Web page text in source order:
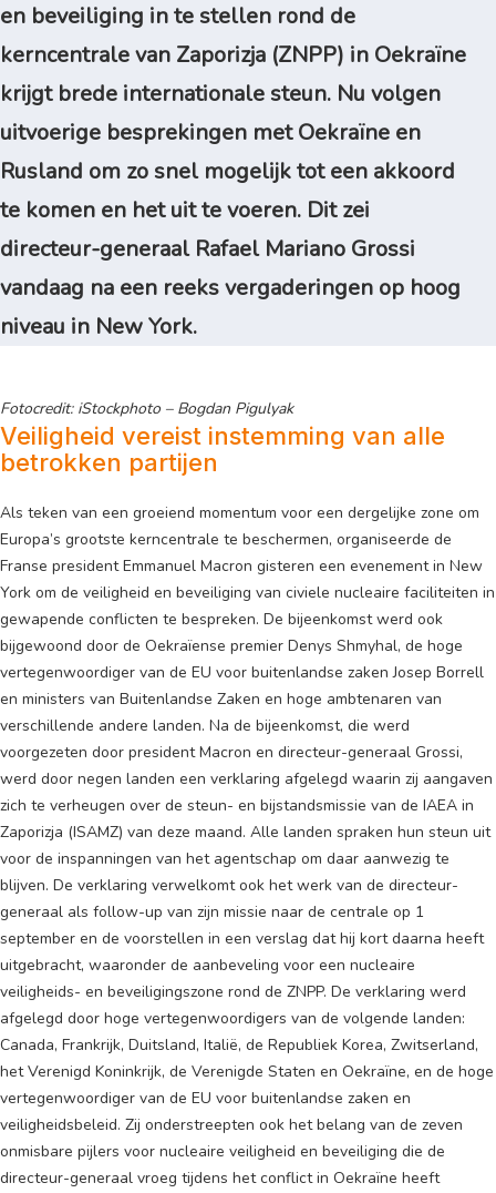
en beveiliging in te stellen rond de
kerncentrale van Zaporizja (ZNPP) in Oekraïne
krijgt brede internationale steun. Nu volgen
uitvoerige besprekingen met Oekraïne en
Rusland om zo snel mogelijk tot een akkoord
te komen en het uit te voeren. Dit zei
directeur-generaal Rafael Mariano Grossi
vandaag na een reeks vergaderingen op hoog
niveau in New York.
Fotocredit: iStockphoto – Bogdan Pigulyak
Veiligheid vereist instemming van alle
betrokken partijen
Als teken van een groeiend momentum voor een dergelijke zone om
Europa’s grootste kerncentrale te beschermen, organiseerde de
Franse president Emmanuel Macron gisteren een evenement in New
York om de veiligheid en beveiliging van civiele nucleaire faciliteiten in
gewapende conflicten te bespreken. De bijeenkomst werd ook
bijgewoond door de Oekraïense premier Denys Shmyhal, de hoge
vertegenwoordiger van de EU voor buitenlandse zaken Josep Borrell
en ministers van Buitenlandse Zaken en hoge ambtenaren van
verschillende andere landen. Na de bijeenkomst, die werd
voorgezeten door president Macron en directeur-generaal Grossi,
werd door negen landen een verklaring afgelegd waarin zij aangaven
zich te verheugen over de steun- en bijstandsmissie van de IAEA in
Zaporizja (ISAMZ) van deze maand. Alle landen spraken hun steun uit
voor de inspanningen van het agentschap om daar aanwezig te
blijven. De verklaring verwelkomt ook het werk van de directeur-
generaal als follow-up van zijn missie naar de centrale op 1
september en de voorstellen in een verslag dat hij kort daarna heeft
uitgebracht, waaronder de aanbeveling voor een nucleaire
veiligheids- en beveiligingszone rond de ZNPP. De verklaring werd
afgelegd door hoge vertegenwoordigers van de volgende landen:
Canada, Frankrijk, Duitsland, Italië, de Republiek Korea, Zwitserland,
het Verenigd Koninkrijk, de Verenigde Staten en Oekraïne, en de hoge
vertegenwoordiger van de EU voor buitenlandse zaken en
veiligheidsbeleid. Zij onderstreepten ook het belang van de zeven
onmisbare pijlers voor nucleaire veiligheid en beveiliging die de
directeur-generaal vroeg tijdens het conflict in Oekraïne heeft